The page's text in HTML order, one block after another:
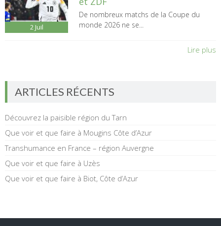
2 Juil
De nombreux matchs de la Coupe du
monde 2026 ne se...
Lire plus
ARTICLES RÉCENTS
Découvrez la paisible région du Tarn
Que voir et que faire à Mougins Côte d’Azur
Transhumance en France – région Auvergne
Que voir et que faire à Uzès
Que voir et que faire à Biot, Côte d’Azur